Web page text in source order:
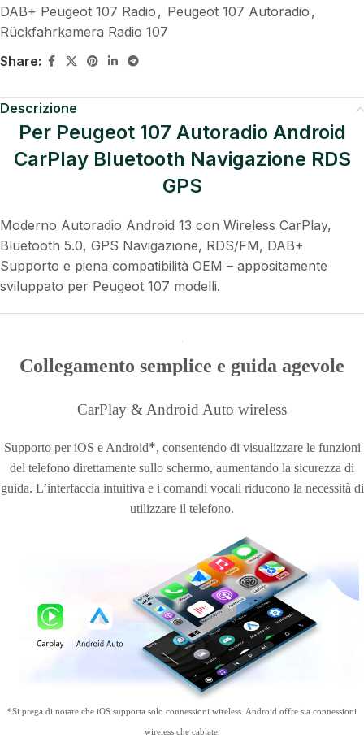
DAB+ Peugeot 107 Radio , Peugeot 107 Autoradio ,
Rückfahrkamera Radio 107
Share:
Descrizione
Per Peugeot 107 Autoradio Android
CarPlay Bluetooth Navigazione RDS
GPS
Moderno Autoradio Android 13 con Wireless CarPlay,
Bluetooth 5.0, GPS Navigazione, RDS/FM, DAB+
Supporto e piena compatibilità OEM – appositamente
sviluppato per Peugeot 107 modelli.
Collegamento semplice e guida agevole
CarPlay & Android Auto wireless
Supporto per iOS e Android*, consentendo di visualizzare le funzioni
del telefono direttamente sullo schermo, aumentando la sicurezza di
guida. L’interfaccia intuitiva e i comandi vocali riducono la necessità di
utilizzare il telefono.
*Si prega di notare che iOS supporta solo connessioni wireless. Android offre sia connessioni
wireless che cablate.